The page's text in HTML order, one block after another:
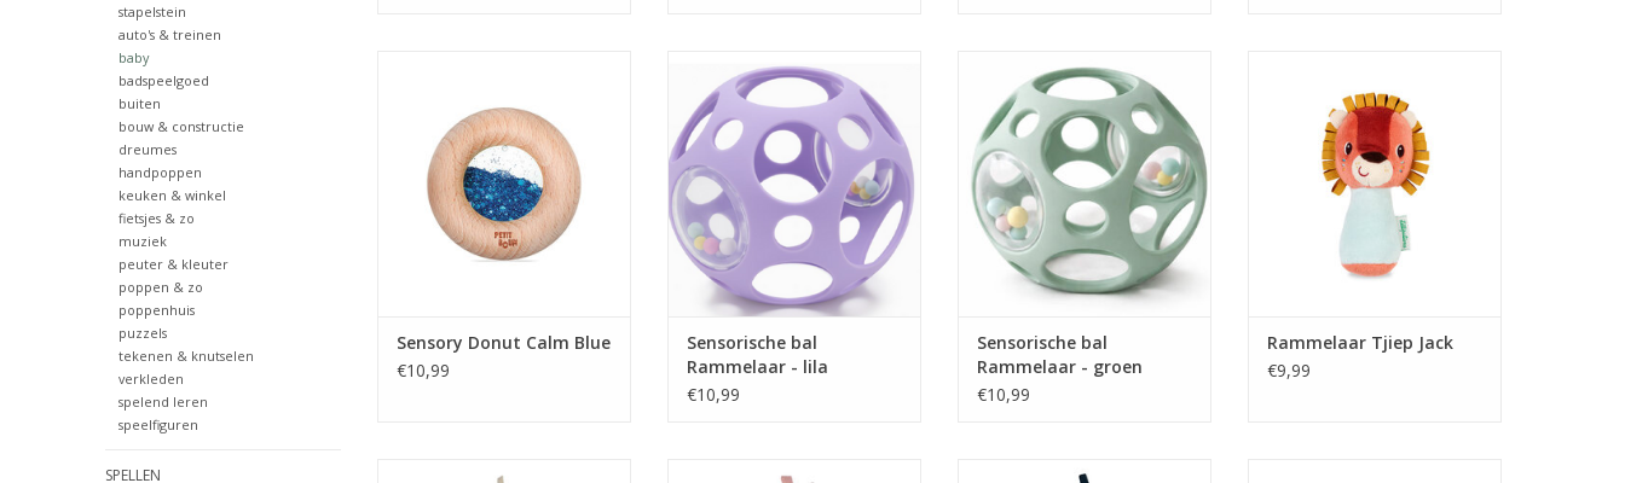
stapelstein
auto's & treinen
baby
badspeelgoed
buiten
bouw & constructie
dreumes
handpoppen
keuken & winkel
fietsjes & zo
muziek
peuter & kleuter
poppen & zo
poppenhuis
puzzels
tekenen & knutselen
verkleden
spelend leren
speelfiguren
SPELLEN
Sensory Donut Calm Blue
€10,99
Sensorische bal Rammelaar - lila
TOEVOEGEN AAN WINKELWAGEN
Sensorische bal
Rammelaar - lila
€10,99
groen
TOEVOEGEN AAN WINKELWAGEN
Sensorische bal
Rammelaar - groen
€10,99
TOEVOEGEN AAN WINKELWAGEN
Rammelaar Tjiep Jack
€9,99
Rammelaar met belletje Jules